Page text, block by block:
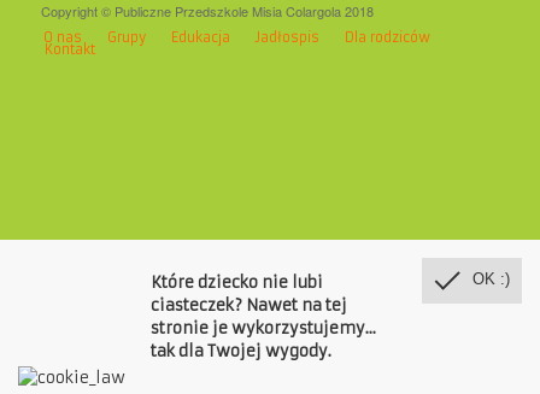
Copyright © Publiczne Przedszkole Misia Colargola 2018
O nas Grupy Edukacja Jadłospis Dla rodziców
Kontakt
OK :)
Które dziecko nie lubi
ciasteczek? Nawet na tej
stronie je wykorzystujemy...
tak dla Twojej wygody.